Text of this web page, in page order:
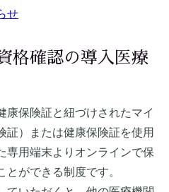
せ
格確認の導入医療
康保険証と紐づけされたマイ
証）または健康保険証を使用
専用端末よりオンラインで保
ができる制度です。